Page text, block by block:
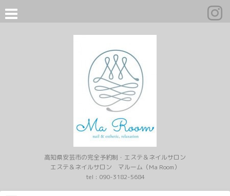
高知県安芸市の完全予約制・エステ＆ネイルサロン
エステ＆ネイルサロン マルーム（Ma Room）
tel : 090-3182-5684